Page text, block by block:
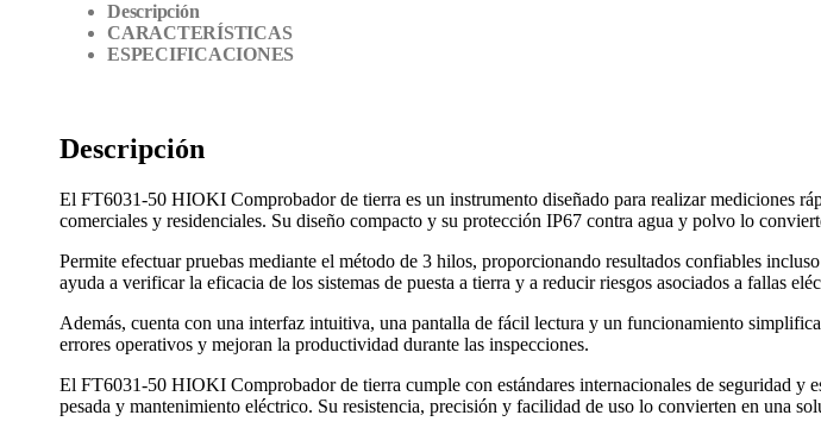
Descripción
CARACTERÍSTICAS
ESPECIFICACIONES
Descripción
El FT6031-50 HIOKI Comprobador de tierra es un instrumento diseñado para realizar mediciones
comerciales y residenciales. Su diseño compacto y su protección IP67 contra agua y polvo lo
Permite efectuar pruebas mediante el método de 3 hilos, proporcionando resultados confiables
ayuda a verificar la eficacia de los sistemas de puesta a tierra y a reducir riesgos asociados a fallas
Además, cuenta con una interfaz intuitiva, una pantalla de fácil lectura y un funcionamiento
errores operativos y mejoran la productividad durante las inspecciones.
El FT6031-50 HIOKI Comprobador de tierra cumple con estándares internacionales de seguridad y
pesada y mantenimiento eléctrico. Su resistencia, precisión y facilidad de uso lo convierten en una